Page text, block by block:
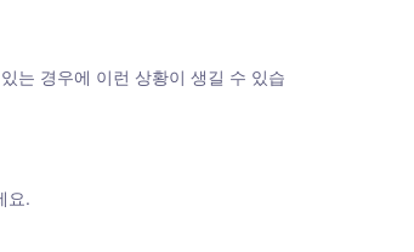
는 경우에 이런 상황이 생길 수 있습
요.